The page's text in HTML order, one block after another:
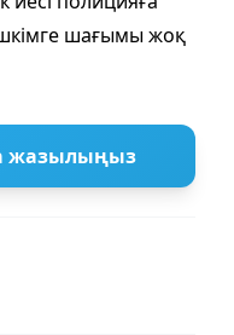
шағымы жоқ
жазылыңыз